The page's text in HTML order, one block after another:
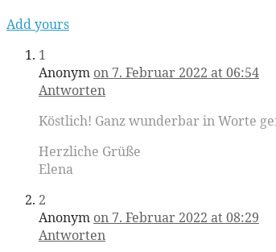
Add yours
1
Anonym on 7. Februar 2022 at 06:54
Antworten
Köstlich! Ganz wunderbar in Worte
Herzliche Grüße
Elena
2
Anonym on 7. Februar 2022 at 08:29
Antworten